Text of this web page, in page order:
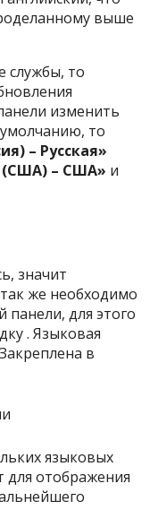
выше
службы, то
изменить
то
– Русская»
(США) – США» и
значит
же необходимо
панели, для этого
. Языковая
в
языковых
для отображения